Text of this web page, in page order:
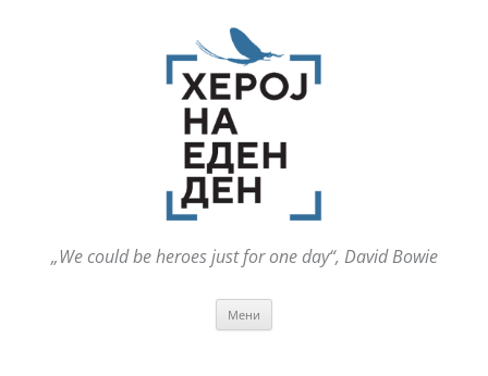
„We could be heroes just for one day“, David Bowie
Мени